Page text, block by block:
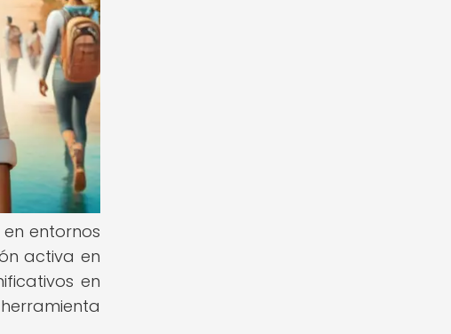
entornos
activa en
en